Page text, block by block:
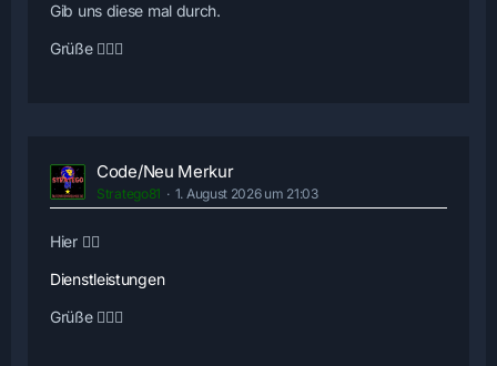
Gib uns diese mal durch.
Grüße 🙋🏻‍♂️
Code/Neu Merkur
Stratego81 1. August 2026 um 21:03
Hier 👇🏼
Dienstleistungen
Grüße 🙋🏻‍♂️